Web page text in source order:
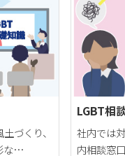
づくり、
な…
LGBT相
社内では
内相談窓